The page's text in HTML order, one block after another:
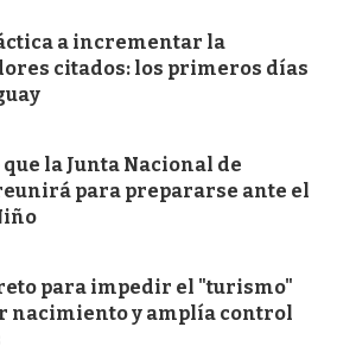
a incrementar la
citados: los primeros días
la Junta Nacional de
para prepararse ante el
para impedir el "turismo"
nacimiento y amplía control